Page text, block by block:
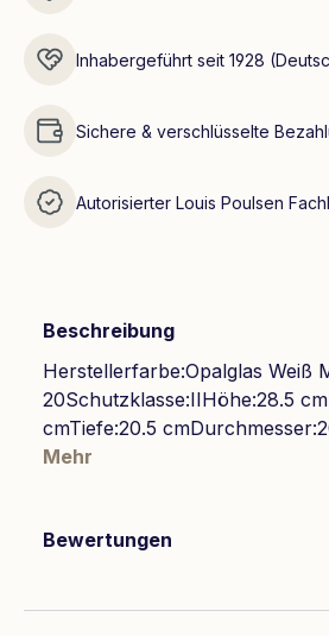
Inhabergeführt seit 1928
Sichere & verschlüsselte
Autorisierter Louis Poulsen
Beschreibung
Herstellerfarbe:Opalglas Weiß
20Schutzklasse:IIHöhe:28.5
cmTiefe:20.5
Mehr
Bewertungen